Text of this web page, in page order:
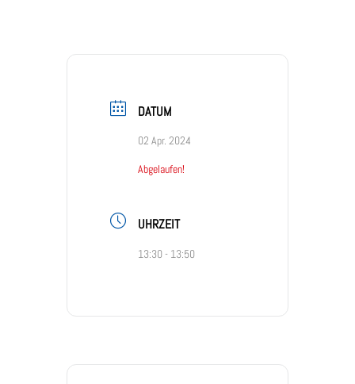
DATUM
02 Apr. 2024
Abgelaufen!
UHRZEIT
13:30 - 13:50